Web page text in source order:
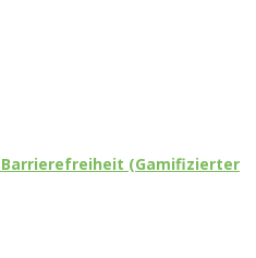
(Gamifizierter